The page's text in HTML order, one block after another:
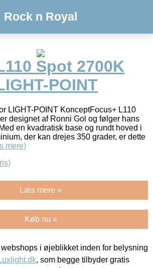
Rock n Royal
Spot 2700K
POINT
LIGHT-POINT KonceptFocus+ L110
designet af Ronni Gol og følger hans
en kvadratisk base og rundt hoved i
der kan drejes 350 grader, er dette
mere)
Læs mere »
Køb nu »
i øjeblikket inden for belysning
, som begge tilbyder gratis